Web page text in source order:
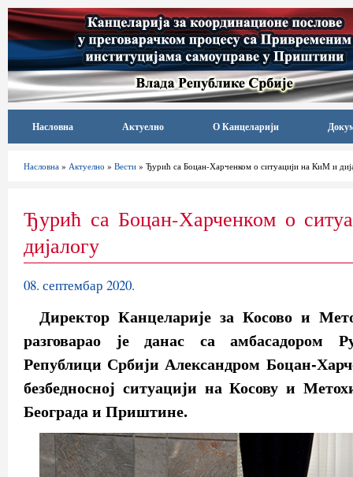
Насловна Актуелно О Канцеларији
Насловна » Актуелно » Вести » Ђурић са Боцан-Харченком о ситуацији на КиМ и
Ђурић са Боцан-Харченком о
дијалогу
08. септембар 2020.
Директор Канцеларије за Косово и
разговарао је данас са амбасадором
Републици Србији Александром Боцан-
безбедносној ситуацији на Косову и
Београда и Приштине.